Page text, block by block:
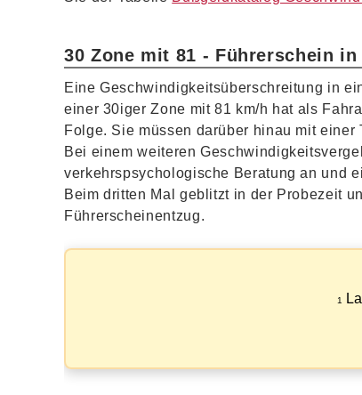
30 Zone mit 81 - Führerschein
Eine Geschwindigkeitsüberschreitung in
einer 30iger Zone mit 81 km/h hat als
Folge. Sie müssen darüber hinau mit
Bei einem weiteren
verkehrspsychologische Beratung an und
Beim dritten Mal geblitzt in der Probezeit
Führerscheinentzug.
1